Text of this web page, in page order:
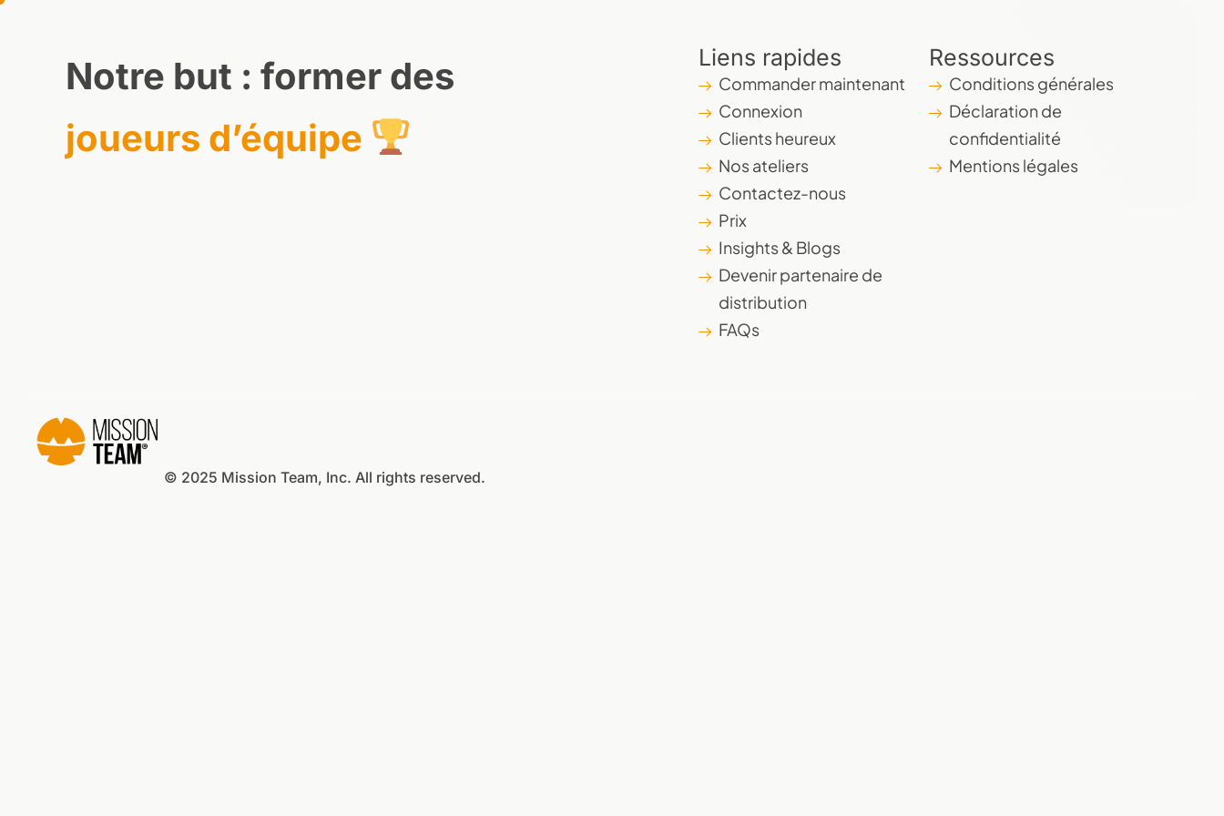
Notre but : former des
joueurs d’équipe
Liens rapides
Commander maintenant
Connexion
Clients heureux
Nos ateliers
Contactez-nous
Prix
Insights & Blogs
Devenir partenaire de
distribution
FAQs
Ressources
Conditions générales
Déclaration de
confidentialité
Mentions légales
© 2025 Mission Team, Inc. All rights reserved.